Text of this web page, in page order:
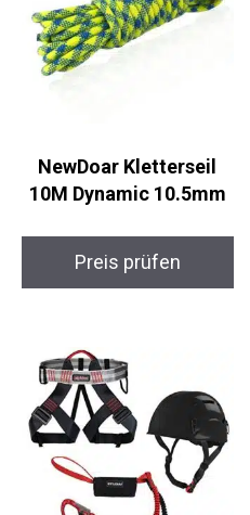
NewDoar Kletterseil
10M Dynamic 10.5mm
Preis prüfen